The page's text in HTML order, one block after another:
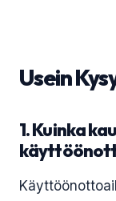
Usein
1. Kuinka